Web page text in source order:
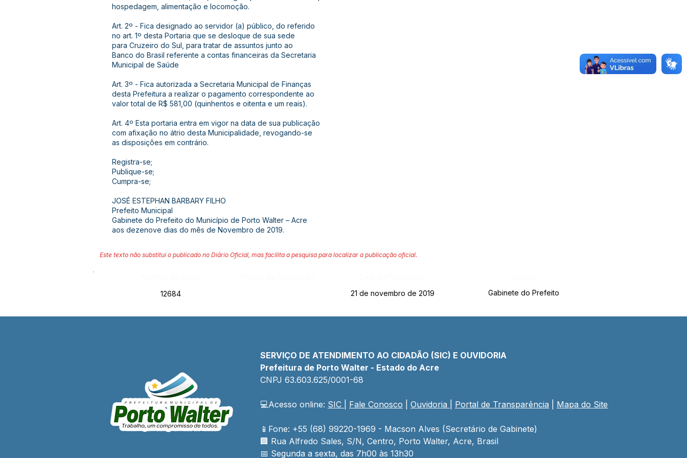
hospedagem, alimentação e locomoção.
Art. 2º - Fica designado ao servidor (a) público, do referido
no art. 1º desta Portaria que se desloque de sua sede
para Cruzeiro do Sul, para tratar de assuntos junto ao
Banco do Brasil referente a contas financeiras da Secretaria
Municipal de Saúde
Art. 3º - Fica autorizada a Secretaria Municipal de Finanças
desta Prefeitura a realizar o pagamento correspondente ao
valor total de R$ 581,00 (quinhentos e oitenta e um reais).
Art. 4º Esta portaria entra em vigor na data de sua publicação
com afixação no átrio desta Municipalidade, revogando-se
as disposições em contrário.
Registra-se;
Publique-se;
Cumpra-se;
JOSÉ ESTEPHAN BARBARY FILHO
Prefeito Municipal
Gabinete do Prefeito do Município de Porto Walter – Acre
aos dezenove dias do mês de Novembro de 2019.
Este texto não substitui o publicado no Diário Oficial, mas facilita a pesquisa para localizar a publicação oficial.
12684
21 de novembro de 2019 Gabinete do Prefeito
SERVIÇO DE ATENDIMENTO AO CIDADÃO (SIC) E OUVIDORIA
Prefeitura de Porto Walter - Estado do Acre
CNPJ 63.603.625/0001-68
💻Acesso online: SIC Fale Conosco Ouvidoria Portal de Transparência Mapa do Site
📱Fone: +55 (68) 99220-1969 - Macson Alves (Secretário de Gabinete)
🏢 Rua Alfredo Sales, S/N, Centro, Porto Walter, Acre, Brasil
📅 Segunda a sexta, das 7h00 às 13h30